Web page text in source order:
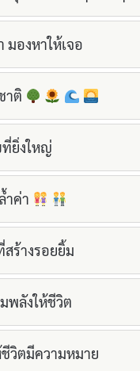
มองหาให้เจอ
าติ
ยิ่งใหญ่
ำค่า
ร้างรอยยิ้ม
พลังให้ชีวิต
วิตมีความหมาย